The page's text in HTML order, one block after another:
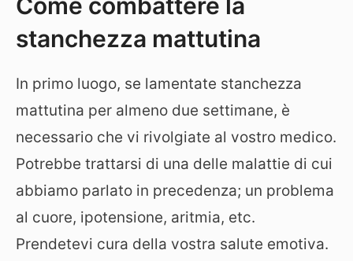
stanchezza mattutina
In primo luogo, se lamentate stanchezza
mattutina per almeno due settimane, è
necessario che vi rivolgiate al vostro medico.
Potrebbe trattarsi di una delle malattie di cui
abbiamo parlato in precedenza; un problema
al cuore, ipotensione, aritmia, etc.
Prendetevi cura della vostra salute emotiva.